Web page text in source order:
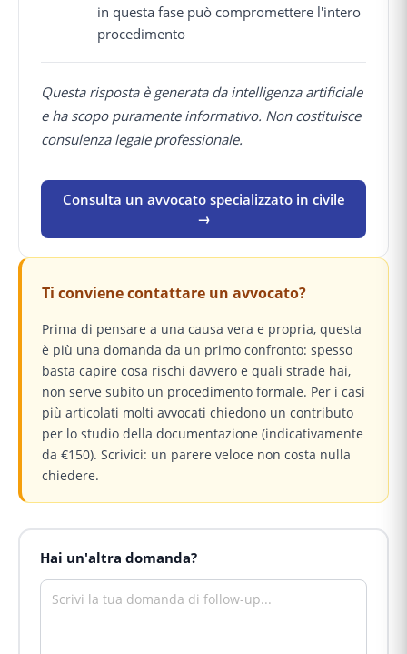
in questa fase può compromettere l'intero
procedimento
Questa risposta è generata da intelligenza artificiale
e ha scopo puramente informativo. Non costituisce
consulenza legale professionale.
Consulta un avvocato specializzato in civile
→
Ti conviene contattare un avvocato?
Prima di pensare a una causa vera e propria, questa
è più una domanda da un primo confronto: spesso
basta capire cosa rischi davvero e quali strade hai,
non serve subito un procedimento formale. Per i casi
più articolati molti avvocati chiedono un contributo
per lo studio della documentazione (indicativamente
da €150). Scrivici: un parere veloce non costa nulla
chiedere.
Hai un'altra domanda?